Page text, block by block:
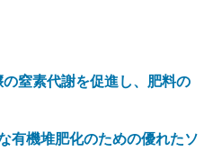
窒素代謝を促進し、肥料の
有機堆肥化のための優れたソ